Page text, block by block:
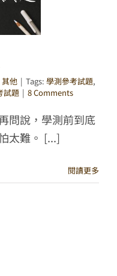
其他 | Tags: 學測參考試題,
試題 | 8 Comments
問說，學測前到底
太難。 [...]
閱讀更多